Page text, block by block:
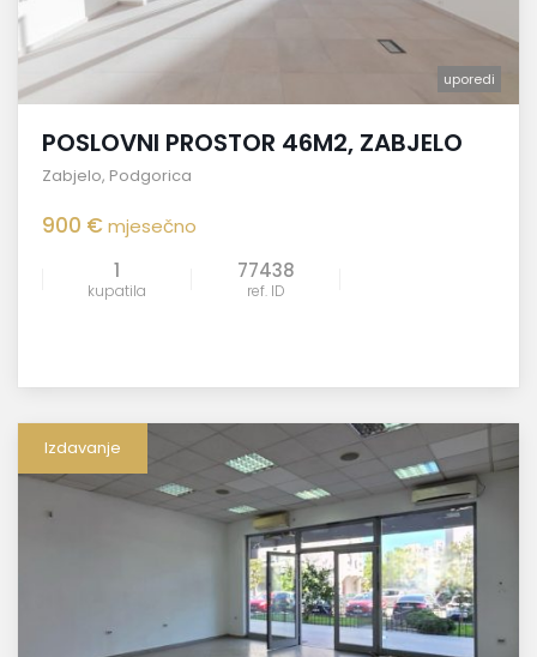
uporedi
POSLOVNI PROSTOR 46M2, ZABJELO
Zabjelo, Podgorica
900 €mjesečno
1
kupatila
77438
ref. ID
Izdavanje